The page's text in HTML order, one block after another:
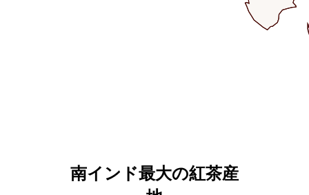
南インド最大の紅茶産